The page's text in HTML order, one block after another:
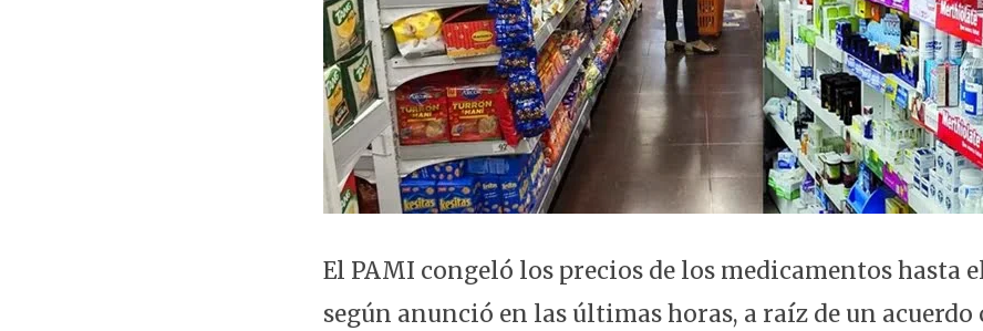
El PAMI congeló los precios de los medicamentos hasta
según anunció en las últimas horas, a raíz de un acuerdo